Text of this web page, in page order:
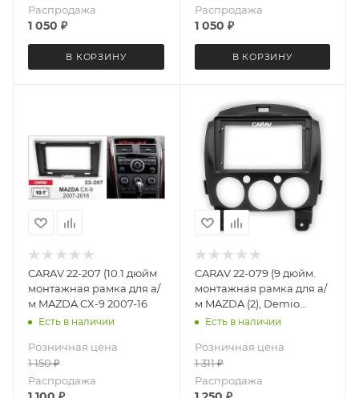
Распродажа
1 050 ₽
В КОРЗИНУ
Распродажа
1 050 ₽
В КОРЗИНУ
CARAV 22-207 (10.1 дюйм
монтажная рамка для а/
м MAZDA CX-9 2007-16
Есть в наличии
Розничная цена
1 150₽
Распродажа
CARAV 22-079 (9 дюйм.
монтажная рамка для а/
м MAZDA (2), Demio
2007-14)
Есть в наличии
Розничная цена
1 311₽
Распродажа